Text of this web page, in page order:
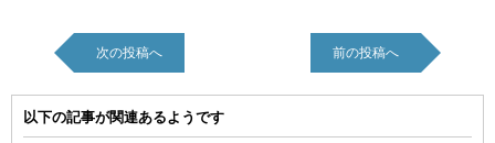
次の投稿へ 前の投稿へ
以下の記事が関連あるようです